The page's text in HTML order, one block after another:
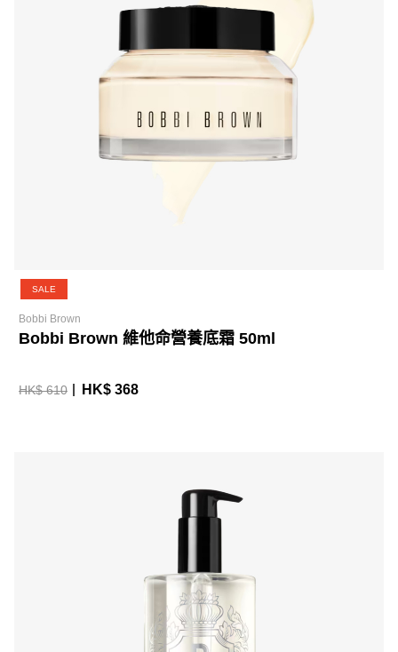
SALE
Bobbi Brown
Bobbi Brown 維他命營養底霜 50ml
HK$ 610 HK$ 368